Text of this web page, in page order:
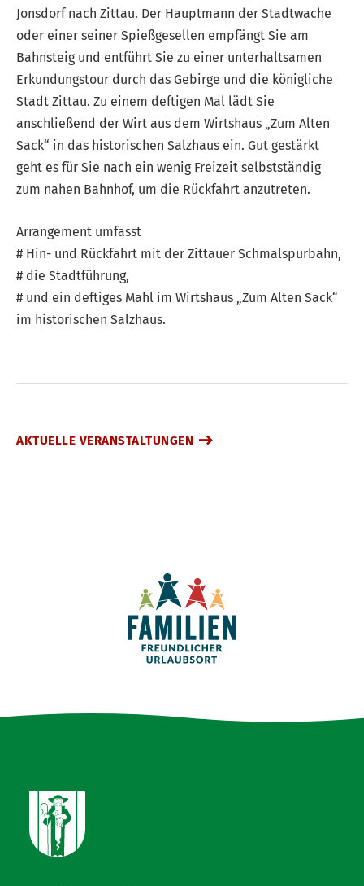
Jonsdorf nach Zittau. Der Hauptmann der Stadtwache
oder einer seiner Spießgesellen empfängt Sie am
Bahnsteig und entführt Sie zu einer unterhaltsamen
Erkundungstour durch das Gebirge und die königliche
Stadt Zittau. Zu einem deftigen Mal lädt Sie
anschließend der Wirt aus dem Wirtshaus „Zum Alten
Sack“ in das historischen Salzhaus ein. Gut gestärkt
geht es für Sie nach ein wenig Freizeit selbstständig
zum nahen Bahnhof, um die Rückfahrt anzutreten.
Arrangement umfasst
# Hin- und Rückfahrt mit der Zittauer Schmalspurbahn,
# die Stadtführung,
# und ein deftiges Mahl im Wirtshaus „Zum Alten Sack“
im historischen Salzhaus.
AKTUELLE VERANSTALTUNGEN